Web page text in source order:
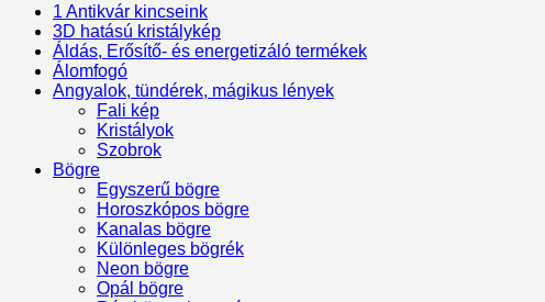
1 Antikvár kincseink
3D hatású kristálykép
Áldás, Erősítő- és energetizáló termékek
Álomfogó
Angyalok, tündérek, mágikus lények
Fali kép
Kristályok
Szobrok
Bögre
Egyszerű bögre
Horoszkópos bögre
Kanalas bögre
Különleges bögrék
Neon bögre
Opál bögre